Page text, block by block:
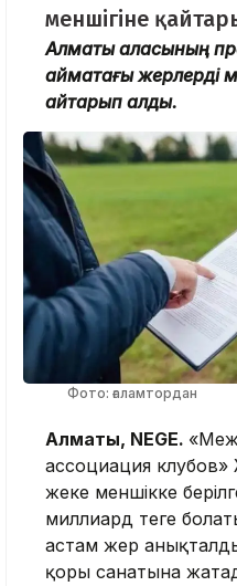
меншігіне
Алматы қаласының
аймақтағы жерлерді
қайтарып алды.
Фото: ғаламтордан
Алматы, NEGE. «
ассоциация
жеке меншікке
миллиард теңге
астам жер
қоры санатына